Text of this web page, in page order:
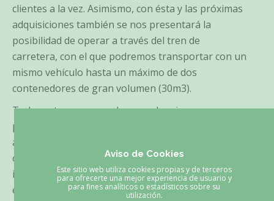
clientes a la vez. Asimismo, con ésta y las próximas
adquisiciones también se nos presentará la
posibilidad de operar a través del tren de
carretera, con el que podremos transportar con un
mismo vehículo hasta un máximo de dos
contenedores de gran volumen (30m3).
Todas estas maneras de proceder sirven
para optimizar las rutas de viaje, de tal forma que,
además de ofrecer un mejor servicio a nuestros
clientes-proveedores, estamos controlando nuestro
impacto en el medio ambiente reduciendo las
emisiones de CO2 a la atmósfera.
Aviso de Cookies
Este sitio web utiliza cookies propias y de terceros
para ofrecerte una mejor experiencia de usuario y
para fines analíticos o estadísticos sobre su
utilización.